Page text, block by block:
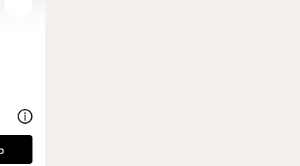
5 von 5 Sternen